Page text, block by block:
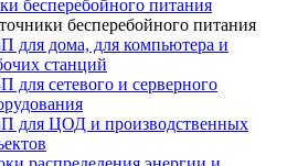
бесперебойного питания
бесперебойного питания
для дома, для компьютера и
станций
для сетевого и серверного
для ЦОД и производственных